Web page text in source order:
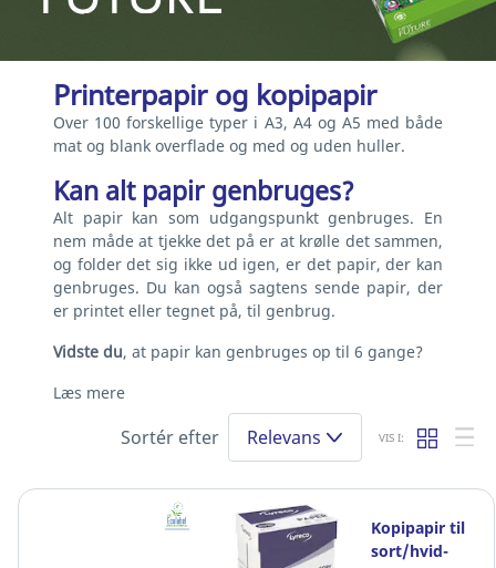
Printerpapir og kopipapir
Over 100 forskellige typer i A3, A4 og A5 med både
mat og blank overflade og med og uden huller.
Kan alt papir genbruges?
Alt papir kan som udgangspunkt genbruges. En
nem måde at tjekke det på er at krølle det sammen,
og folder det sig ikke ud igen, er det papir, der kan
genbruges. Du kan også sagtens sende papir, der
er printet eller tegnet på, til genbrug.
Vidste du, at papir kan genbruges op til 6 gange?
Læs mere
Sortér efter Relevans VIS I:
Kopipapir til
sort/hvid-